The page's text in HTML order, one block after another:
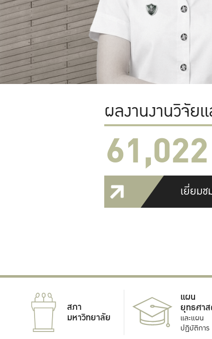
ผลงานงานวิจัย
61,022
เยี่ยม
สภา
มหาวิทยาลัย
แผน
ยุทธศา
และแผน
ปฏิบัติการ